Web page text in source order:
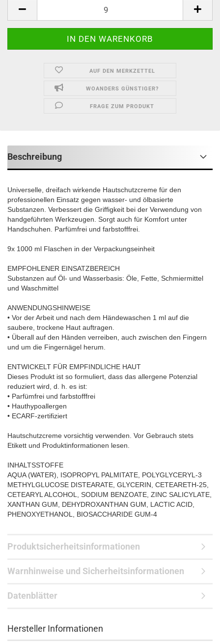
AUF DEN MERKZETTEL
WOANDERS GÜNSTIGER?
FRAGE ZUM PRODUKT
Beschreibung
Universelle, dreifach wirkende Hautschutzcreme für den
professionellen Einsatz gegen wasser- und ölbasierte
Substanzen. Verbessert die Griffigkeit bei der Verwendung von
handgeführten Werkzeugen. Sorgt auch für Komfort unter
Handschuhen. Parfümfrei und farbstofffrei.
9x 1000 ml Flaschen in der Verpackungseinheit
EMPFOHLENER EINSATZBEREICH
Substanzen auf Öl- und Wasserbasis: Öle, Fette, Schmiermittel
und Waschmittel
ANWENDUNGSHINWEISE
• Vor der Arbeit und nach dem Händewaschen 1 ml auf die
saubere, trockene Haut auftragen.
• Überall auf den Händen verreiben, auch zwischen den Fingern
und um die Fingernägel herum.
ENTWICKELT FÜR EMPFINDLICHE HAUT
Dieses Produkt ist so formuliert, dass das allergene Potenzial
reduziert wird, d. h. es ist:
• Parfümfrei und farbstofffrei
• Hauthypoallergen
• ECARF-zertifiziert
Hautschutzcreme vorsichtig verwenden. Vor Gebrauch stets
Etikett und Produktinformationen lesen.
INHALTSSTOFFE
AQUA (WATER), ISOPROPYL PALMITATE, POLYGLYCERYL-3
METHYLGLUCOSE DISTEARATE, GLYCERIN, CETEARETH-25,
CETEARYL ALCOHOL, SODIUM BENZOATE, ZINC SALICYLATE,
XANTHAN GUM, DEHYDROXANTHAN GUM, LACTIC ACID,
PHENOXYETHANOL, BIOSACCHARIDE GUM-4
Produktsicherheitsinformationen
Warnhinweise und Sicherheitsinformationen
Datenblätter
Hersteller Informationen